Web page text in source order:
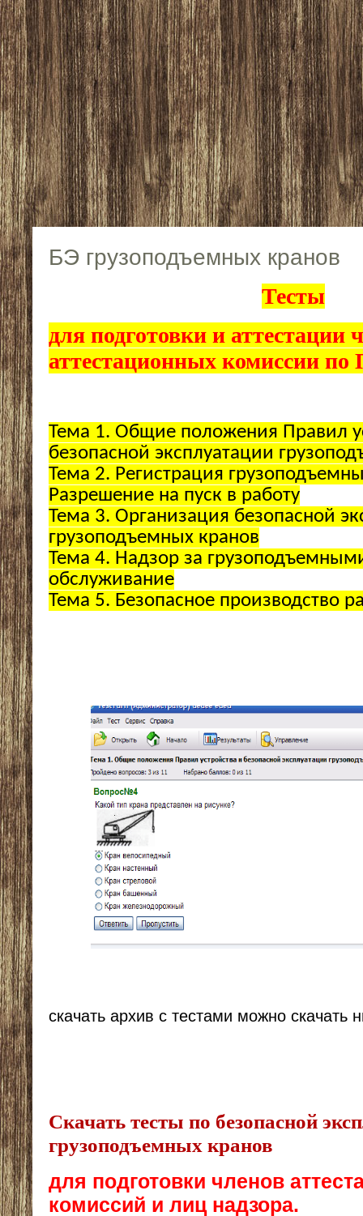
БЭ грузоподъемных кранов
Тесты
для подготовки и аттестации
аттестационных комиссии по
Тема 1. Общие положения Правил
безопасной эксплуатации
Тема 2. Регистрация
Разрешение на пуск в работу
Тема 3. Организация безопасной
грузоподъемных кранов
Тема 4. Надзор за
обслуживание
Тема 5. Безопасное производство
скачать архив с тестами можно скачать
Скачать тесты по безопасной
грузоподъемных кранов
для подготовки членов
комиссий и лиц надзора.